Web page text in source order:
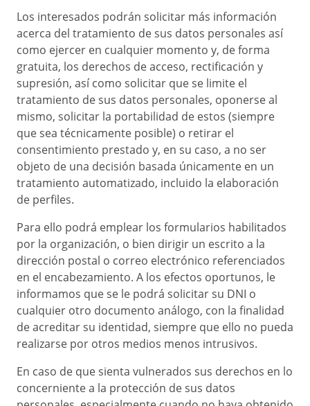
Los interesados podrán solicitar más información
acerca del tratamiento de sus datos personales así
como ejercer en cualquier momento y, de forma
gratuita, los derechos de acceso, rectificación y
supresión, así como solicitar que se limite el
tratamiento de sus datos personales, oponerse al
mismo, solicitar la portabilidad de estos (siempre
que sea técnicamente posible) o retirar el
consentimiento prestado y, en su caso, a no ser
objeto de una decisión basada únicamente en un
tratamiento automatizado, incluido la elaboración
de perfiles.
Para ello podrá emplear los formularios habilitados
por la organización, o bien dirigir un escrito a la
dirección postal o correo electrónico referenciados
en el encabezamiento. A los efectos oportunos, le
informamos que se le podrá solicitar su DNI o
cualquier otro documento análogo, con la finalidad
de acreditar su identidad, siempre que ello no pueda
realizarse por otros medios menos intrusivos.
En caso de que sienta vulnerados sus derechos en lo
concerniente a la protección de sus datos